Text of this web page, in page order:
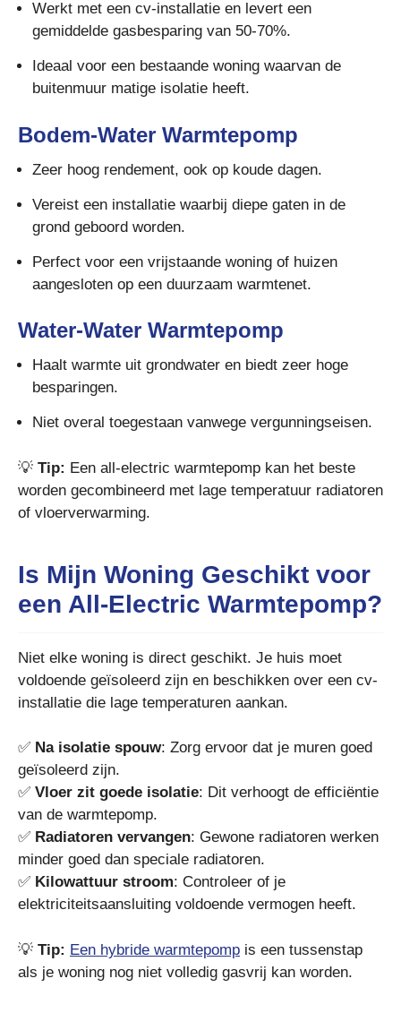
Werkt met een cv-installatie en levert een
gemiddelde gasbesparing van 50-70%.
Ideaal voor een bestaande woning waarvan de
buitenmuur matige isolatie heeft.
Bodem-Water Warmtepomp
Zeer hoog rendement, ook op koude dagen.
Vereist een installatie waarbij diepe gaten in de
grond geboord worden.
Perfect voor een vrijstaande woning of huizen
aangesloten op een duurzaam warmtenet.
Water-Water Warmtepomp
Haalt warmte uit grondwater en biedt zeer hoge
besparingen.
Niet overal toegestaan vanwege vergunningseisen.
💡 Tip: Een all-electric warmtepomp kan het beste
worden gecombineerd met lage temperatuur radiatoren
of vloerverwarming.
Is Mijn Woning Geschikt voor
een All-Electric Warmtepomp?
Niet elke woning is direct geschikt. Je huis moet
voldoende geïsoleerd zijn en beschikken over een cv-
installatie die lage temperaturen aankan.
✅ Na isolatie spouw: Zorg ervoor dat je muren goed
geïsoleerd zijn.
✅ Vloer zit goede isolatie: Dit verhoogt de efficiëntie
van de warmtepomp.
✅ Radiatoren vervangen: Gewone radiatoren werken
minder goed dan speciale radiatoren.
✅ Kilowattuur stroom: Controleer of je
elektriciteitsaansluiting voldoende vermogen heeft.
💡 Tip: Een hybride warmtepomp is een tussenstap
als je woning nog niet volledig gasvrij kan worden.